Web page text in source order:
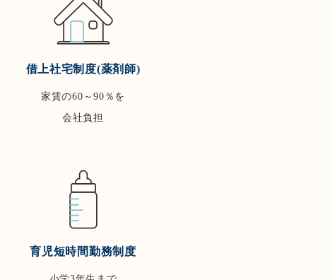
借上社宅制度(薬剤師)
家賃の60～90％を
会社負担
育児短時間勤務制度